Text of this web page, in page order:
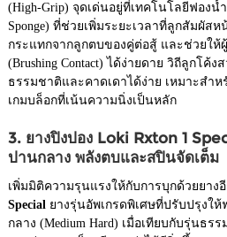
(High-Grip) จุดเด่นอยู่ที่เทคโนโลยีฟองน้
Sponge) ที่ช่วยเพิ่มระยะเวลาที่ลูกสัมผัส
กระแทกจากลูกตบของคู่ต่อสู้ และช่วยให้
(Brushing Contact) ได้ง่ายดาย วิถีลูกโค้
ธรรมชาติและคาดเดาได้ง่าย เหมาะสำ
เกมบล็อกที่เน้นความนิ่งเป็นหลัก
3. ยางปิงปอง Loki Rxton 1
ปานกลาง พลังตบและสปินจัดเต็ม
เพิ่มมิติความรุนแรงให้กับการบุกด้วยยาง
Special ยางรุ่นอัพเกรดพิเศษที่ปรับปรุงใ
กลาง (Medium Hard) เมื่อเทียบกับรุ่นธ